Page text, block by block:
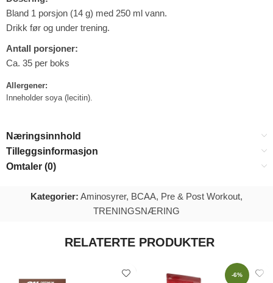
Bland 1 porsjon (14 g) med 250 ml vann.
Drikk før og under trening.
Antall porsjoner:
Ca. 35 per boks
Allergener:
Inneholder soya (lecitin).
Næringsinnhold
Tilleggsinformasjon
Omtaler (0)
Kategorier: Aminosyrer, BCAA, Pre & Post Workout,
TRENINGSNÆRING
RELATERTE PRODUKTER
-6%